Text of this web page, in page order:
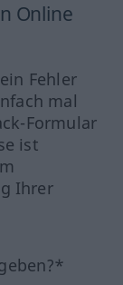
Online
Fehler
mal
Formular
ist
Ihrer